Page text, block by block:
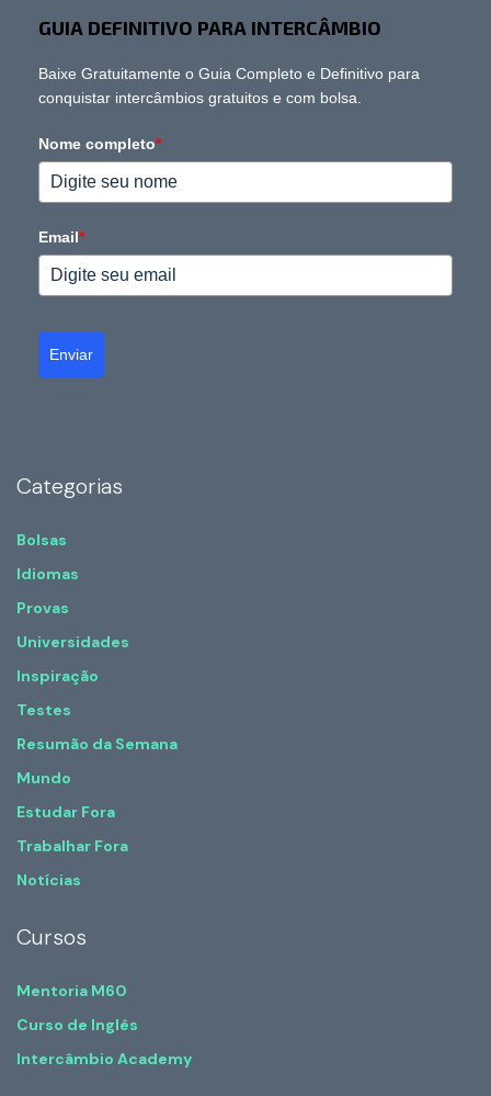
GUIA DEFINITIVO PARA INTERCÂMBIO
Baixe Gratuitamente o Guia Completo e Definitivo para
conquistar intercâmbios gratuitos e com bolsa.
Nome completo*
Email*
Enviar
Categorias
Bolsas
Idiomas
Provas
Universidades
Inspiração
Testes
Resumão da Semana
Mundo
Estudar Fora
Trabalhar Fora
Notícias
Cursos
Mentoria M60
Curso de Inglês
Intercâmbio Academy